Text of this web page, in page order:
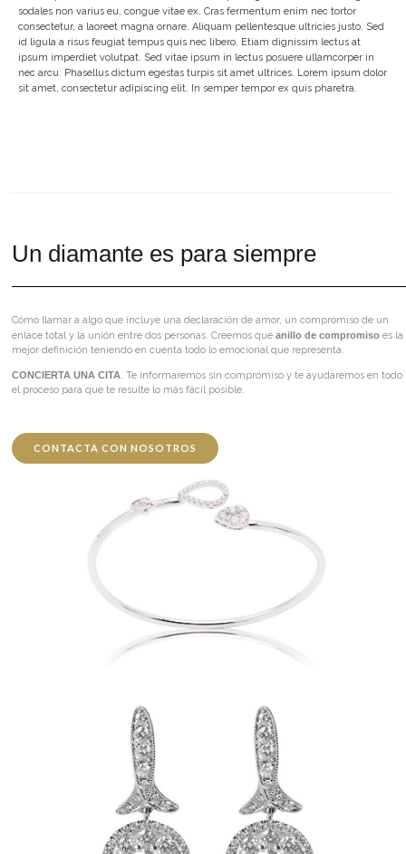
sodales non varius eu, congue vitae ex. Cras fermentum enim nec tortor
consectetur, a laoreet magna ornare. Aliquam pellentesque ultricies justo. Sed
id ligula a risus feugiat tempus quis nec libero. Etiam dignissim lectus at
ipsum imperdiet volutpat. Sed vitae ipsum in lectus posuere ullamcorper in
nec arcu. Phasellus dictum egestas turpis sit amet ultrices. Lorem ipsum dolor
sit amet, consectetur adipiscing elit. In semper tempor ex quis pharetra.
Un diamante es para siempre
Cómo llamar a algo que incluye una declaración de amor, un compromiso de un
enlace total y la unión entre dos personas. Creemos queanillo de compromiso es la
mejor definición teniendo en cuenta todo lo emocional que representa.
CONCIERTA UNA CITA . Te informaremos sin compromiso y te ayudaremos en todo
el proceso para que te resulte lo más fácil posible.
CONTACTA CON NOSOTROS